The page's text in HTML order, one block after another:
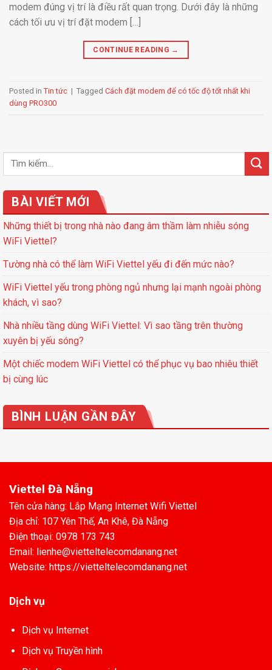
modem đúng vị trí là điều rất quan trọng. Dưới đây là những
cách tối ưu vị trí đặt modem […]
CONTINUE READING →
Posted in Tin tức | Tagged Cách đặt modem để có tốc độ tốt nhất khi
dùng PRO300
BÀI VIẾT MỚI
Những thiết bị trong nhà nào đang âm thầm làm nhiễu sóng
WiFi Viettel?
Tường nhà có thể làm WiFi Viettel yếu đi đến mức nào?
WiFi Viettel yếu trong phòng ngủ nhưng lại mạnh ngoài phòng
khách, vì sao?
Nhà nhiều tầng dùng WiFi Viettel: Vì sao tầng trên thường
xuyên bị yếu sóng?
Một chiếc modem WiFi Viettel có thể phục vụ bao nhiêu thiết
bị cùng lúc
BÌNH LUẬN GẦN ĐÂY
Viettel Đà Nẵng
Tên cửa hàng: Lắp Mạng Internet Wifi Viettel
Địa chỉ: 107 Yên Thế, An Khê, Đà Nẵng
Điện thoại: 0978 173 743
Email: lienhe@vietteltelecomdanang.net
Website: https://vietteltelecomdanang.net
Dịch vụ
Dịch vụ Internet
Dịch vụ Truyền hình